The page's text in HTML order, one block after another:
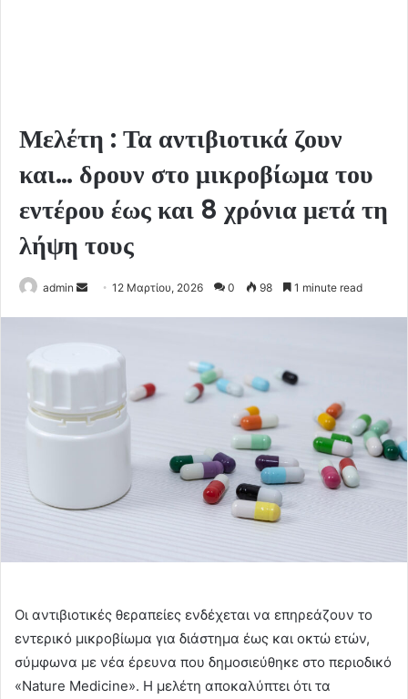
Μελέτη : Τα αντιβιοτικά ζουν
και… δρουν στο μικροβίωμα του
εντέρου έως και 8 χρόνια μετά τη
λήψη τους
admin
Send12 Μαρτίου, 2026 0 98 1 minute read
Οι αντιβιοτικές θεραπείες ενδέχεται να επηρεάζουν το
εντερικό μικροβίωμα για διάστημα έως και οκτώ ετών,
σύμφωνα με νέα έρευνα που δημοσιεύθηκε στο περιοδικό
«Nature Medicine». Η μελέτη αποκαλύπτει ότι τα